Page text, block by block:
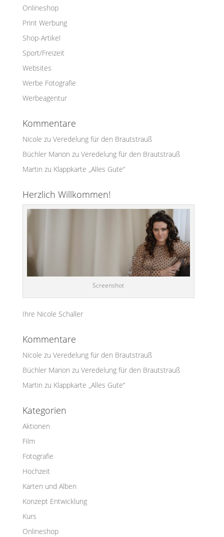
Onlineshop
Print Werbung
Shop-Artikel
Sport/Freizeit
Websites
Werbe Fotografie
Werbeagentur
Kommentare
Nicole zu Veredelung für den Brautstrauß
Büchler Marion zu Veredelung für den Brautstrauß
Martin zu Klappkarte „Alles Gute“
Herzlich Willkommen!
Screenshot
Ihre Nicole Schaller
Kommentare
Nicole zu Veredelung für den Brautstrauß
Büchler Marion zu Veredelung für den Brautstrauß
Martin zu Klappkarte „Alles Gute“
Kategorien
Aktionen
Film
Fotografie
Hochzeit
Karten und Alben
Konzept Entwicklung
Kurs
Onlineshop